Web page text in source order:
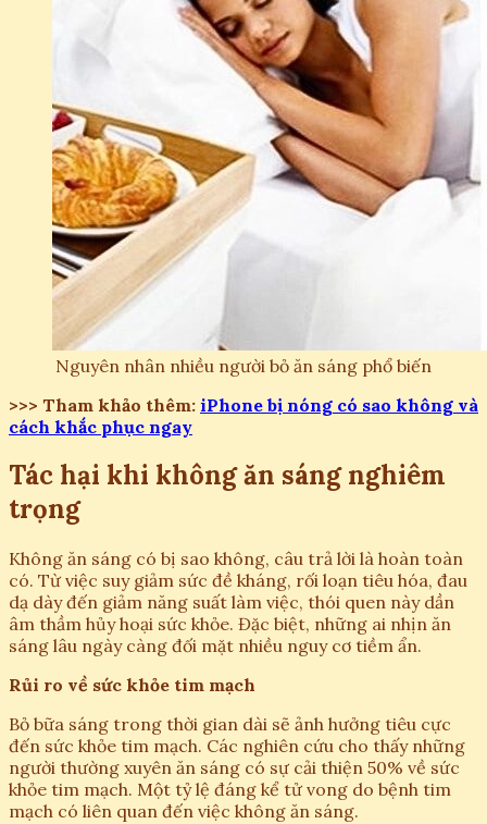
Nguyên nhân nhiều người bỏ ăn sáng phổ biến
>>> Tham khảo thêm: iPhone bị nóng có sao không và
cách khắc phục ngay
Tác hại khi không ăn sáng nghiêm
trọng
Không ăn sáng có bị sao không, câu trả lời là hoàn toàn
có. Từ việc suy giảm sức đề kháng, rối loạn tiêu hóa, đau
dạ dày đến giảm năng suất làm việc, thói quen này dần
âm thầm hủy hoại sức khỏe. Đặc biệt, những ai nhịn ăn
sáng lâu ngày càng đối mặt nhiều nguy cơ tiềm ẩn.
Rủi ro về sức khỏe tim mạch
Bỏ bữa sáng trong thời gian dài sẽ ảnh hưởng tiêu cực
đến sức khỏe tim mạch. Các nghiên cứu cho thấy những
người thường xuyên ăn sáng có sự cải thiện 50% về sức
khỏe tim mạch. Một tỷ lệ đáng kể tử vong do bệnh tim
mạch có liên quan đến việc không ăn sáng.